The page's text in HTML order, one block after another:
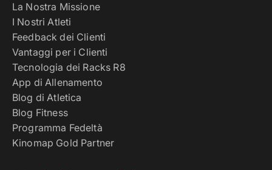
La Nostra Missione
I Nostri Atleti
Feedback dei Clienti
Vantaggi per i Clienti
Tecnologia dei Racks R8
App di Allenamento
Blog di Atletica
Blog Fitness
Programma Fedeltà
Kinomap Gold Partner